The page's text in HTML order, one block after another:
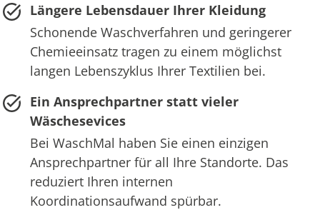
Längere Lebensdauer Ihrer Kleidung
Schonende Waschverfahren und geringerer
Chemieeinsatz tragen zu einem möglichst
langen Lebenszyklus Ihrer Textilien bei.
Ein Ansprechpartner statt vieler
Wäschesevices
Bei WaschMal haben Sie einen einzigen
Ansprechpartner für all Ihre Standorte. Das
reduziert Ihren internen
Koordinationsaufwand spürbar.